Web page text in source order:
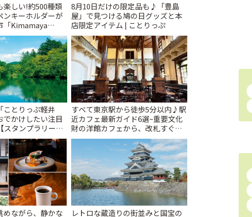
楽しい!約500種類
ンキーホルダーが
「Kimamaya
ぷ
8月10日だけの限定品も♪「豊島
屋」で見つける鳩の日グッズと本
店限定アイテム | ことりっぷ
ことりっぷ軽井
でかけしたい注目
スタンプラリー開
ぷ
すべて東京駅から徒歩5分以内♪駅
近カフェ最新ガイド6選~重要文化
財の洋館カフェから、改札すぐの
レトロ喫茶まで~ | ことりっぷ
めながら、静かな
レトロな蔵造りの街並みと国宝の